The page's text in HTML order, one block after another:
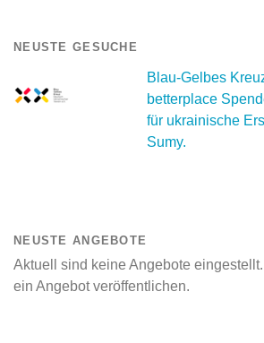
NEUSTE GESUCHE
Blau-Gelbes
betterplace
für ukrainische
Sumy.
NEUSTE ANGEBOTE
Aktuell sind keine Angebote
ein Angebot veröffentlichen.